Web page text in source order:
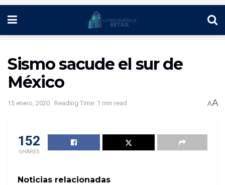
Sismo sacude el sur de
México
15 enero, 2020 Reading Time: 1 min read AA
152
SHARES
Noticias relacionadas